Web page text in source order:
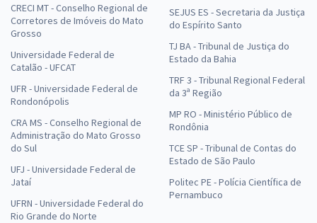
CRECI MT - Conselho Regional de
Corretores de Imóveis do Mato
Grosso
Universidade Federal de
Catalão - UFCAT
UFR - Universidade Federal de
Rondonópolis
CRA MS - Conselho Regional de
Administração do Mato Grosso
do Sul
UFJ - Universidade Federal de
Jataí
UFRN - Universidade Federal do
Rio Grande do Norte
SEJUS ES - Secretaria da Justiça
do Espírito Santo
TJ BA - Tribunal de Justiça do
Estado da Bahia
TRF 3 - Tribunal Regional Federal
da 3ª Região
MP RO - Ministério Público de
Rondônia
TCE SP - Tribunal de Contas do
Estado de São Paulo
Politec PE - Polícia Científica de
Pernambuco